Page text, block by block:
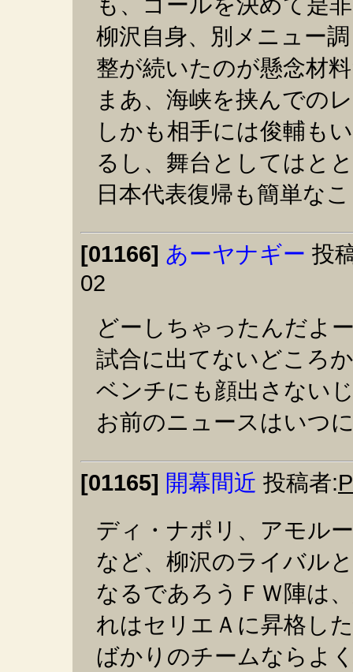
柳沢自身、別メニュー調
整が続いたのが懸念材
まあ、海峡を挟んでの
しかも相手には俊輔もい
るし、舞台としてはと
日本代表復帰も簡単な
[01166] あーヤナギー 投
02
どーしちゃったんだよ
試合に出てないどころか
ベンチにも顔出さない
お前のニュースはいつ
[01165] 開幕間近 投稿者:
ディ・ナポリ、アモル
など、柳沢のライバルと
なるであろうＦＷ陣は
れはセリエＡに昇格した
ばかりのチームならよ